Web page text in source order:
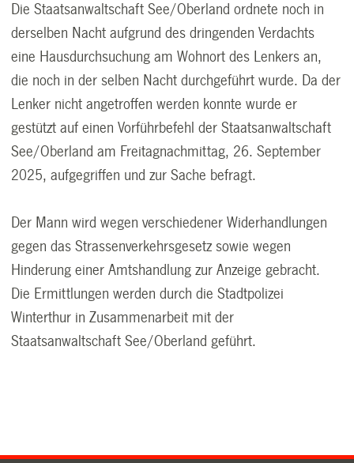
Die Staatsanwaltschaft See/Oberland ordnete noch in
derselben Nacht aufgrund des dringenden Verdachts
eine Hausdurchsuchung am Wohnort des Lenkers an,
die noch in der selben Nacht durchgeführt wurde. Da der
Lenker nicht angetroffen werden konnte wurde er
gestützt auf einen Vorführbefehl der Staatsanwaltschaft
See/Oberland am Freitagnachmittag, 26. September
2025, aufgegriffen und zur Sache befragt.
Der Mann wird wegen verschiedener Widerhandlungen
gegen das Strassenverkehrsgesetz sowie wegen
Hinderung einer Amtshandlung zur Anzeige gebracht.
Die Ermittlungen werden durch die Stadtpolizei
Winterthur in Zusammenarbeit mit der
Staatsanwaltschaft See/Oberland geführt.